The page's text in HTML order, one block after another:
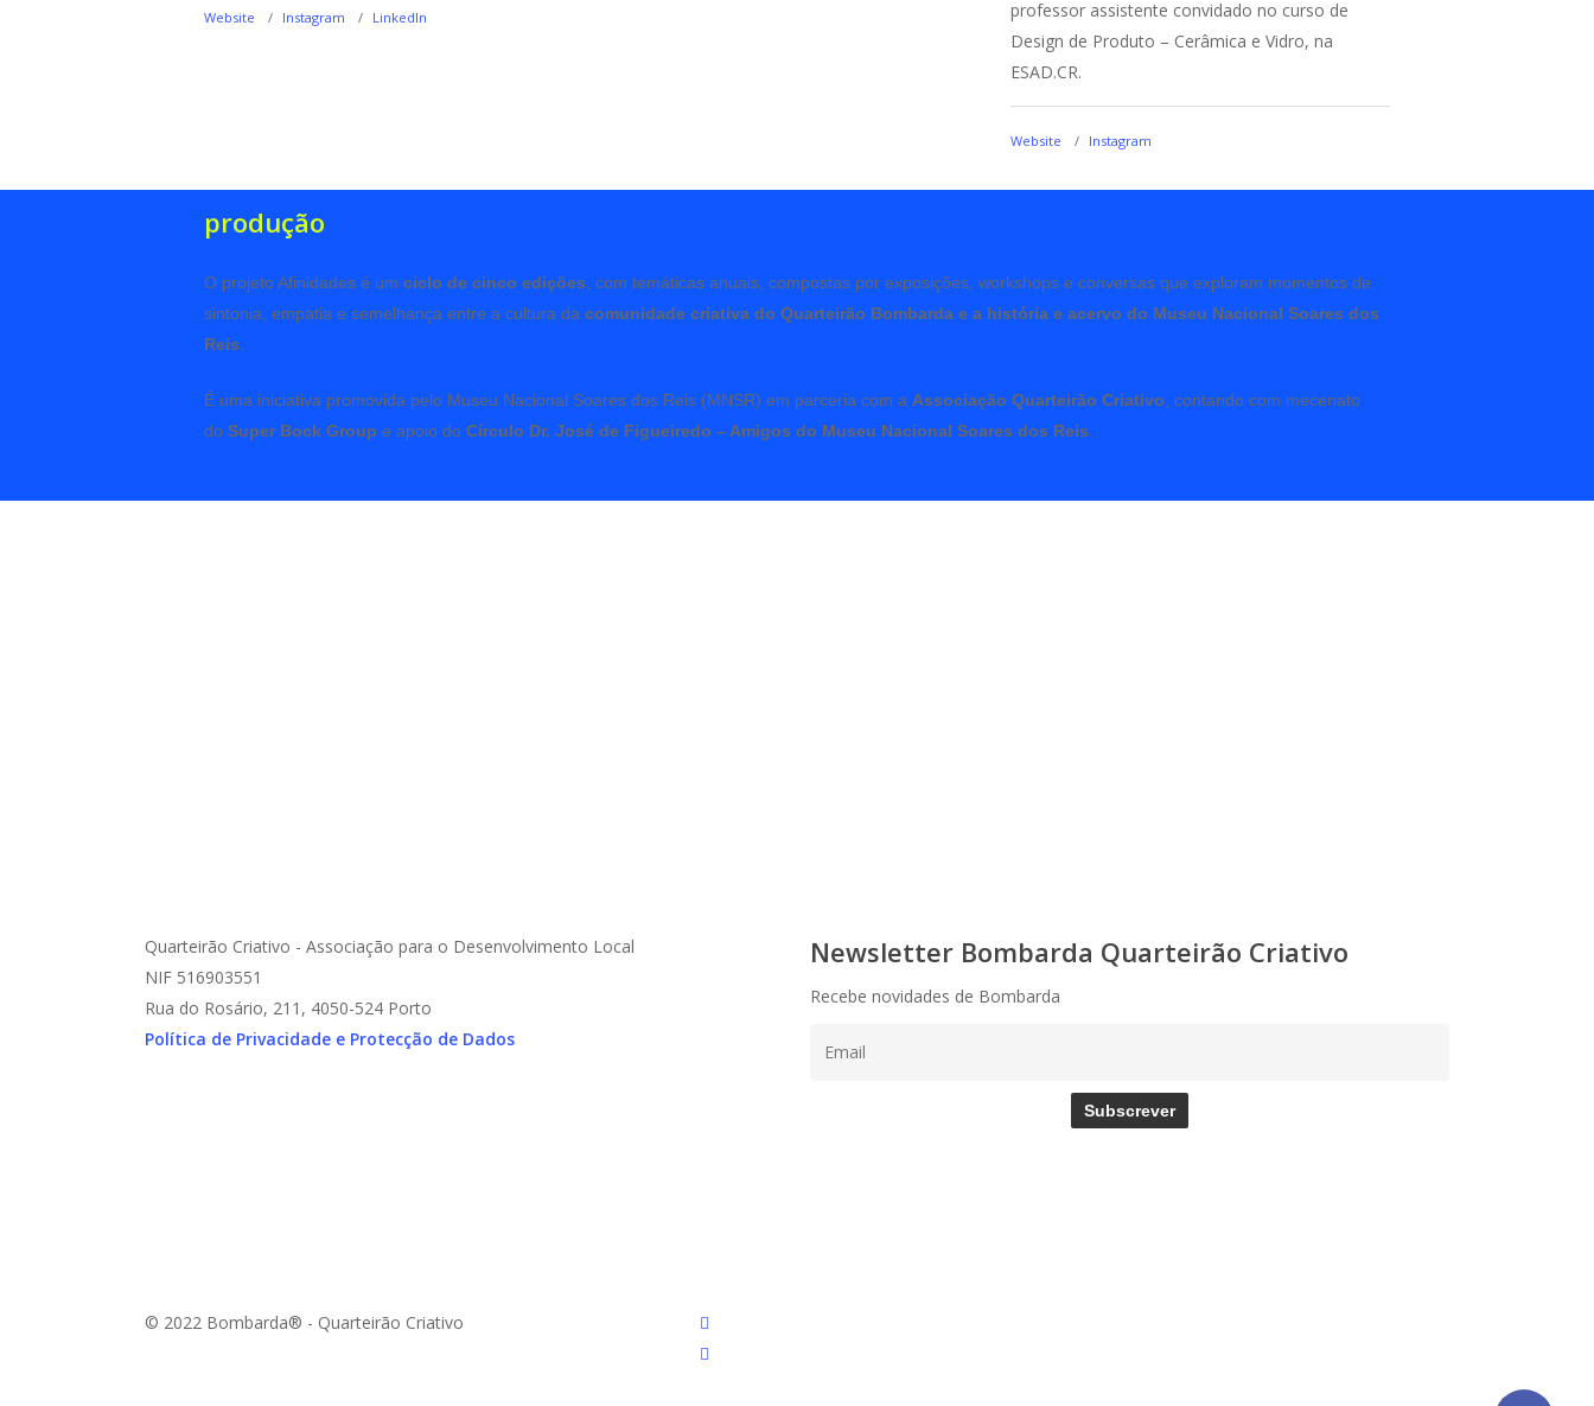
Website Instagram LinkedIn
professor assistente convidado no curso de
Design de Produto – Cerâmica e Vidro, na
ESAD.CR.
Website Instagram
produção
O projeto Afinidades é umciclo de cinco edições , com temáticas anuais, compostas por exposições, workshops e conversas que exploram momentos de
sintonia, empatia e semelhança entre a cultura dacomunidade criativa do Quarteirão Bombarda e a história e acervo do Museu Nacional Soares dos
Reis
É uma iniciativa promovida pelo Museu Nacional Soares dos Reis (MNSR) em parceria com a Associação Quarteirão Criativo , contando com mecenato
doSuper Bock Group e apoio doCírculo Dr. José de Figueiredo – Amigos do Museu Nacional Soares dos Reis
Quarteirão Criativo - Associação para o Desenvolvimento Local
NIF 516903551
Rua do Rosário, 211, 4050-524 Porto
Política de Privacidade e Protecção de Dados
Newsletter Bombarda Quarteirão Criativo
Recebe novidades de Bombarda
Subscrever
© 2022 Bombarda® - Quarteirão Criativo
instagram
email